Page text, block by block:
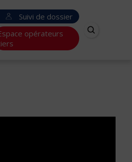
Suivi de dossier
opérateurs